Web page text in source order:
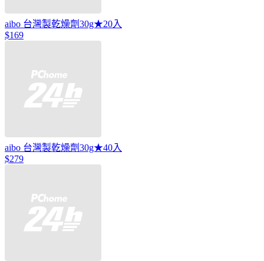
aibo 台灣製乾燥劑30g★20入
$169
aibo 台灣製乾燥劑30g★40入
$279